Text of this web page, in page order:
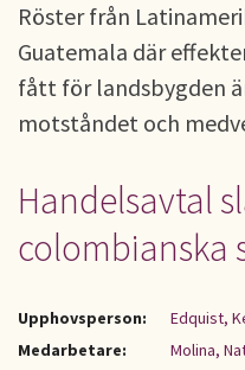
Röster från
Guatemala där
fått för landsbygden
motståndet och
Handelsavtal
colombianska
Upphovsperson:
Edquist,
Medarbetare:
Molina,